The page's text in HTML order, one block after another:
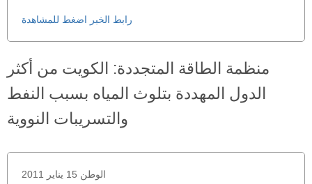
رابط الخبر اضغط للمشاهدة
منظمة الطاقة المتجددة: الكويت من أكثر
الدول المهددة بتلوث المياه بسبب النفط
والتسريبات النووية
الوطن 15 يناير 2011